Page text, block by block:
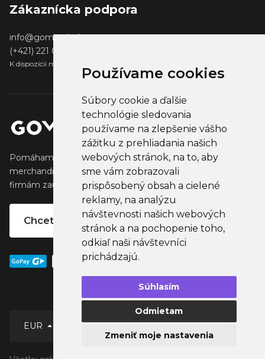
Používame cookies
Súbory cookie a ďalšie
technológie sledovania
používame na zlepšenie vášho
zážitku z prehliadania našich
webových stránok, na to, aby
sme vám zobrazovali
prispôsobený obsah a cielené
reklamy, na analýzu
návštevnosti našich webových
stránok a na pochopenie toho,
odkiaľ naši návštevníci
prichádzajú.
Súhlasím
Odmietam
Zmeniť moje nastavenia
Zákaznícka podpora
info@gomerch.sk
(+421) 221 001 000
K dispozícii medzi 13:00 - 14:00
Pomáhame tvorcom vytvárať a predávať obľúbený
merchandise, ktorý oslovuje ich fanúšikov. Pomáhame
firmám zaujať ich klientov, partnertov a zamestnancov.
Chcete vlastný merchandise?
EUR